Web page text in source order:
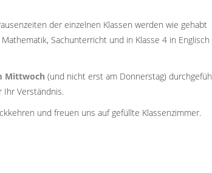
der einzelnen Klassen werden wie gehabt
Sachunterricht und in Klasse 4 in
Mittwoch (und nicht erst am Donnerstag)
Ihr Verständnis.
und freuen uns auf gefüllte Klassenzimmer.